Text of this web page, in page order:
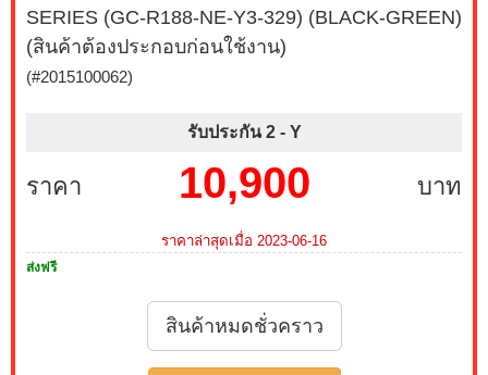
SERIES (GC-R188-NE-Y3-329) (BLACK-GREEN)
(สินค้าต้องประกอบก่อนใช้งาน)
(#2015100062)
รับประกัน 2 - Y
ราคา บาท
10,900
ราคาล่าสุดเมื่อ 2023-06-16
ส่งฟรี
สินค้าหมดชั่วคราว